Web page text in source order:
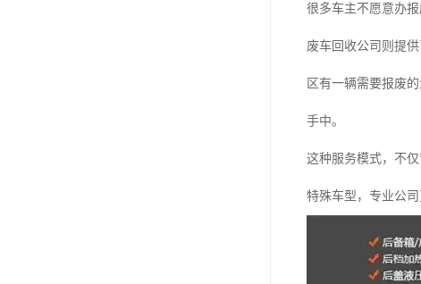
很多车主不愿意办
废车回收公司则提
区有一辆需要报废
手中。
这种服务模式，不
特殊车型，专业公